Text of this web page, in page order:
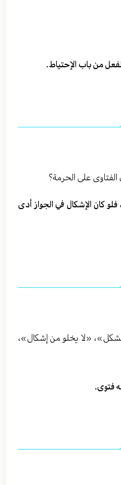
لفعل من باب الإحتياط.
على الحرمة؟
كان الإشكال في الجواز أدى
«لا يخلو من إشكال»،
فتوى.